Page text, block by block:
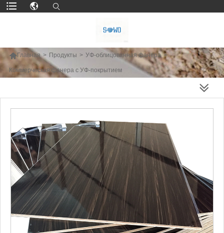
Главная > Продукты > УФ-облицованная фанера >
Коммерческая фанера с УФ-покрытием